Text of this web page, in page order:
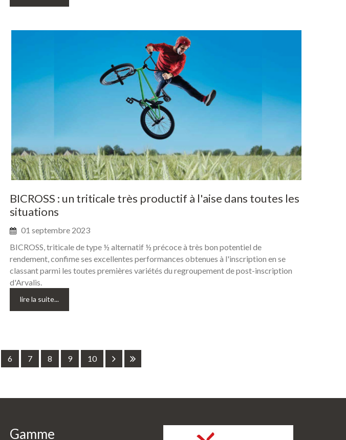
BICROSS : un triticale très productif à l'aise dans toutes les
situations
01 septembre 2023
BICROSS, triticale de type ½ alternatif ½ précoce à très bon potentiel de
rendement, confime ses excellentes performances obtenues à l'inscription en se
classant parmi les toutes premières variétés du regroupement de post-inscription
d'Arvalis.
lire la suite...
6 7 8 9 10
Gamme